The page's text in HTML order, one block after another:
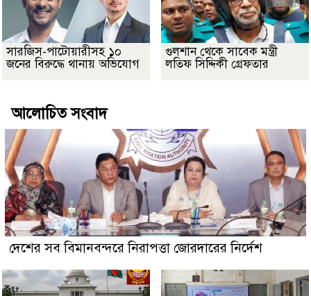
সারজিস-পাটোয়ারীসহ ১০
জনের বিরুদ্ধে থানায় অভিযোগ
গুলশান থেকে সাবেক মন্ত্রী
লতিফ সিদ্দিকী গ্রেফতার
আলোচিত সংবাদ
দেশের সব বিমানবন্দরে নিরাপত্তা জোরদারের নির্দেশ